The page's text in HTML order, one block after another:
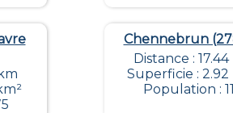
Chennebrun
Distance :
Superficie : 2.92
Population :